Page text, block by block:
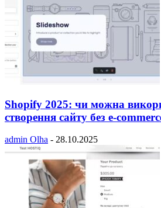
Shopify 2025: чи можна
створення сайту без e-
admin Olha - 28.10.2025